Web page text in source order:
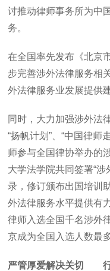
讨推动律师事务所为中
务。
在全国率先发布《北京
步完善涉外法律服务相
外法律服务业发展提供
同时，大力加强涉外法
“扬帆计划”、“中国律师
师参与全国律协举办的
大学法学院共同签署“
录，修订颁布出国培训
外法律服务水平提供有
律师入选全国千名涉外
京成为全国入选人数最
严管厚爱解决关切 行